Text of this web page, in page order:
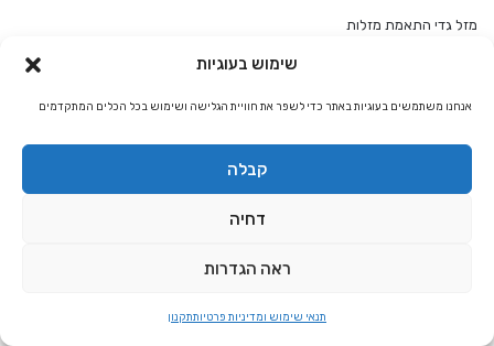
שימוש בעוגיות
אנחנו משתמשים בעוגיות באתר כדי לשפר את חוויית הגלישה ושימוש בכל הכלים המתקדמים
קבלה
דחיה
ראה הגדרות
תנאי שימוש ומדיניות פרטיותתקנון
מזל גדי התאמת מזלות
מזל מאזניים התאמת מזלות